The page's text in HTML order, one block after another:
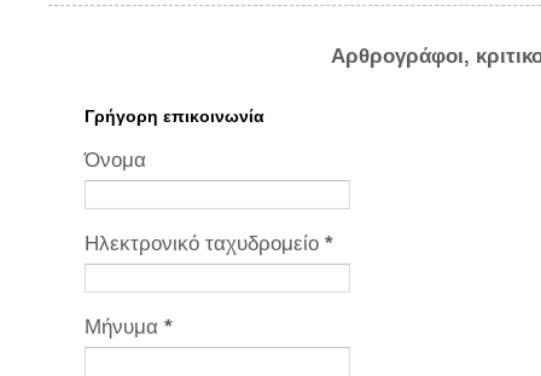
Αρθρογράφοι,
Γρήγορη επικοινωνία
Όνομα
Ηλεκτρονικό ταχυδρομείο *
Μήνυμα *